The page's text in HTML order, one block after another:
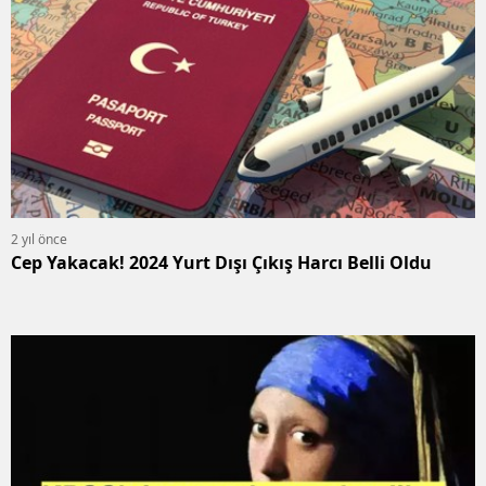
2 yıl önce
Cep Yakacak! 2024 Yurt Dışı Çıkış Harcı Belli Oldu